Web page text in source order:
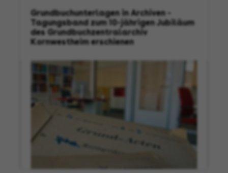
Grundbuchunterlagen in Archiven -
Tagungsband zum 10-jährigen Jubiläum
des Grundbuchzentralarchiv
Kornwestheim erschienen